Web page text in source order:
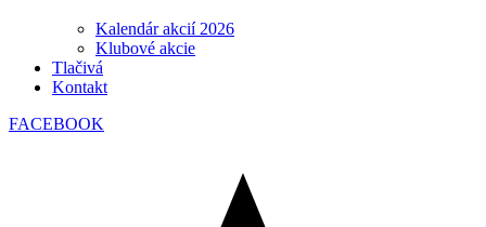
Kalendár akcií 2026
Klubové akcie
Tlačivá
Kontakt
FACEBOOK